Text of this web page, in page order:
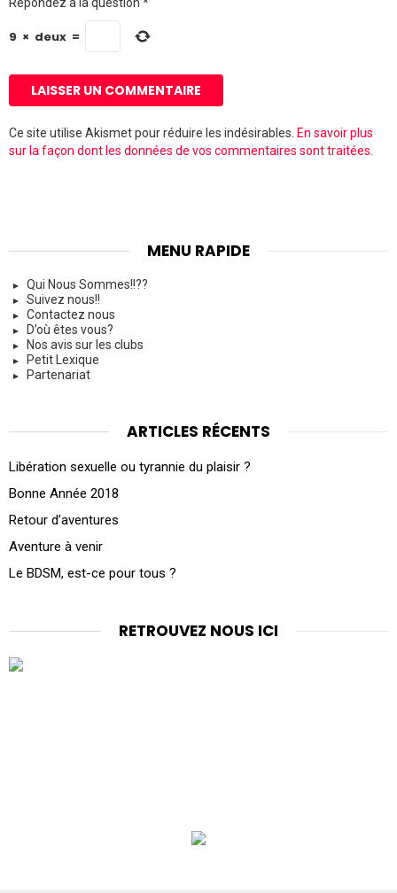
w
b
9 × deux =
Ce site utilise Akismet pour réduire les indésirables. En savoir plus
sur la façon dont les données de vos commentaires sont traitées
MENU RAPIDE
Qui Nous Sommes!!??
Suivez nous!!
Contactez nous
D’où êtes vous?
Nos avis sur les clubs
Petit Lexique
Partenariat
ARTICLES RÉCENTS
Libération sexuelle ou tyrannie du plaisir ?
Bonne Année 2018
Retour d’aventures
Aventure à venir
Le BDSM, est-ce pour tous ?
RETROUVEZ NOUS ICI